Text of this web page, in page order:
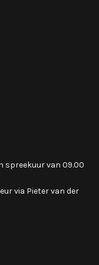
spreekuur van 09.00
via Pieter van der